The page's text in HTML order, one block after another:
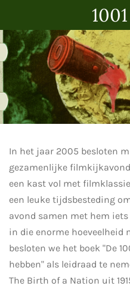
direct
naar
de
hoofdinhoud
In het jaar 2005 besloten
gezamenlijke
een kast vol met
een leuke tijdsbesteding
avond samen met hem
in die enorme hoeveelheid
besloten we het boek "De
hebben" als leidraad te
The Birth of a Nation uit